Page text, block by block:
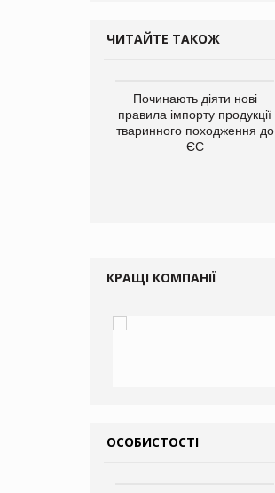
ЧИТАЙТЕ ТАКОЖ
Починають діяти нові
правила імпорту продукції
тваринного походження до
ЄС
КРАЩІ КОМПАНІЇ
ОСОБИСТОСТІ